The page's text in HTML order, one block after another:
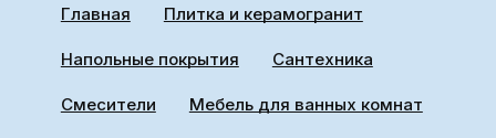
Главная Плитка и керамогранит
Напольные покрытия Сантехника
Смесители Мебель для ванных комнат